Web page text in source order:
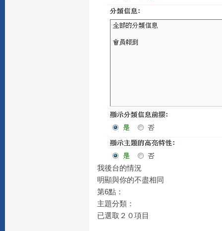
我後台的情況
明顯與你的不盡相同
第6點：
主題分類：
已選取２０項目